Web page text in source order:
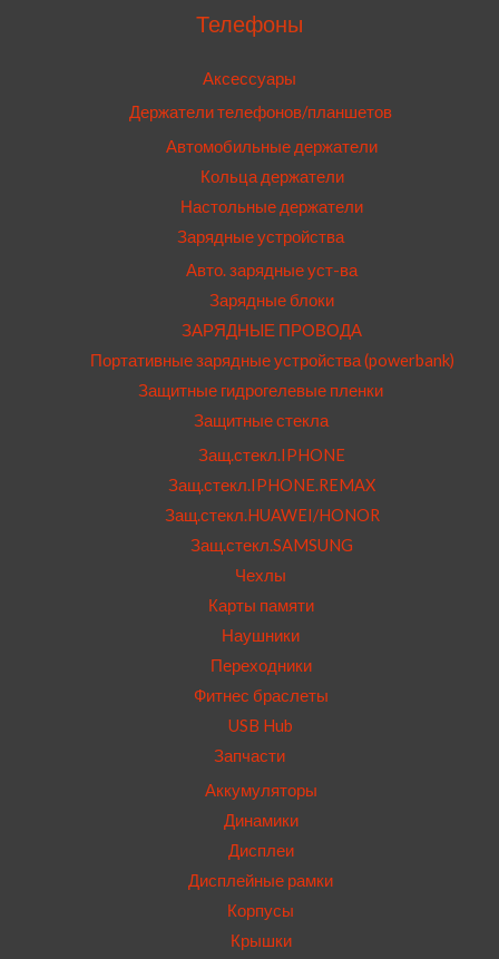
Телефоны
Аксессуары
Держатели телефонов/планшетов
Автомобильные держатели
Кольца держатели
Настольные держатели
Зарядные устройства
Авто. зарядные уст-ва
Зарядные блоки
ЗАРЯДНЫЕ ПРОВОДА
Портативные зарядные устройства (powerbank)
Защитные гидрогелевые пленки
Защитные стекла
Защ.стекл.IPHONE
Защ.стекл.IPHONE.REMAX
Защ.стекл.HUAWEI/HONOR
Защ.стекл.SAMSUNG
Чехлы
Карты памяти
Наушники
Переходники
Фитнес браслеты
USB Hub
Запчасти
Аккумуляторы
Динамики
Дисплеи
Дисплейные рамки
Корпусы
Крышки